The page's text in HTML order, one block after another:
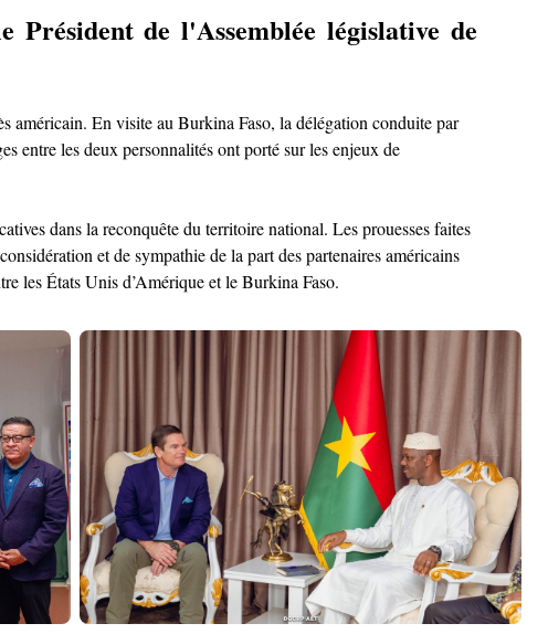
de l'Assemblée législative de
En visite au Burkina Faso, la délégation conduite par
entre les deux personnalités ont porté sur les enjeux de
dans la reconquête du territoire national. Les prouesses faites
et de sympathie de la part des partenaires américains
les États Unis d’Amérique et le Burkina Faso.